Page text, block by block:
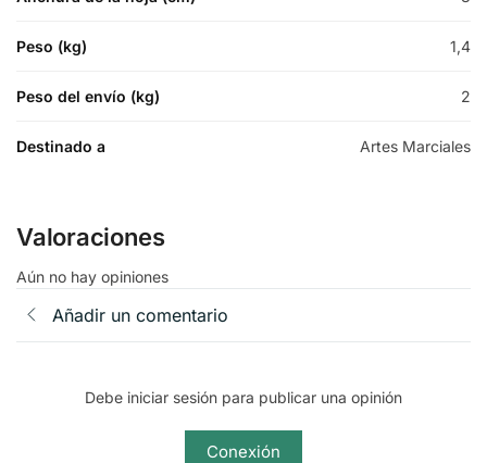
Peso (kg) 1,4
Peso del envío (kg) 2
Destinado a Artes Marciales
Valoraciones
Aún no hay opiniones
Añadir un comentario
Debe iniciar sesión para publicar una opinión
Conexión